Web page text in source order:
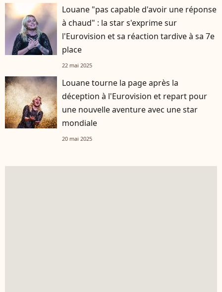
Louane "pas capable d'avoir une réponse
à chaud" : la star s'exprime sur
l'Eurovision et sa réaction tardive à sa 7e
place
22 mai 2025
Louane tourne la page après la
déception à l'Eurovision et repart pour
une nouvelle aventure avec une star
mondiale
20 mai 2025